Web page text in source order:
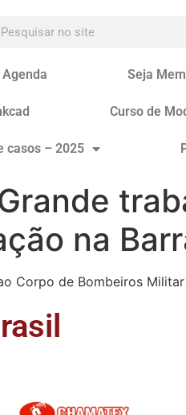
Agenda Seja
Curso de
casos – 2025
na
Corpo de Bombeiros